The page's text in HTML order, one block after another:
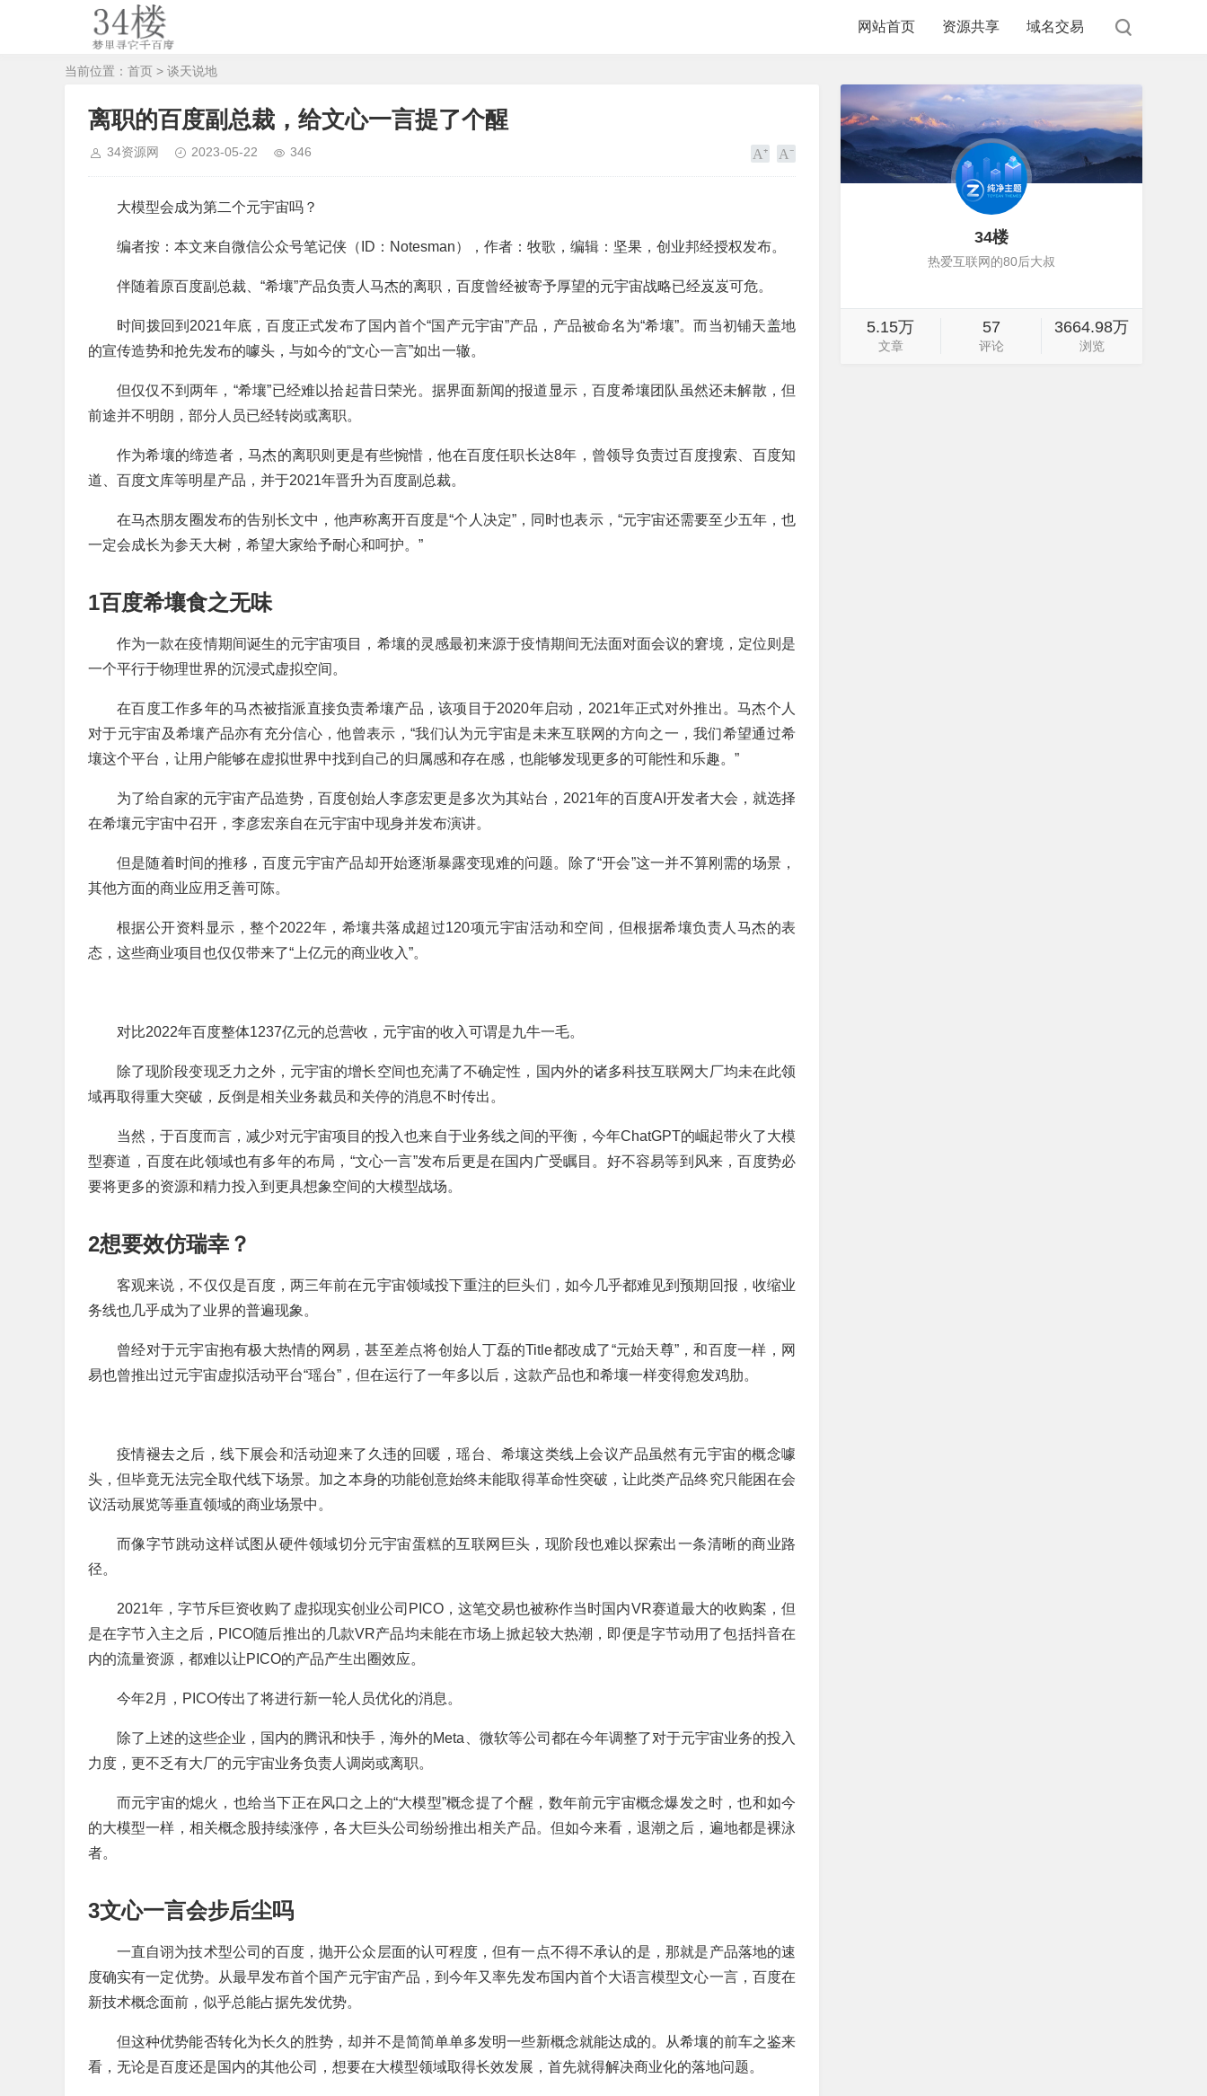
网站首页 资源共享 域名交易
当前位置： 首页 > 谈天说地
离职的百度副总裁，给文心一言提了个醒
34资源网 2023-05-22 346
大模型会成为第二个元宇宙吗？
编者按：本文来自微信公众号笔记侠（ID：Notesman），作者：牧歌，编辑：坚果，创业邦经授权发布。
伴随着原百度副总裁、“希壤”产品负责人马杰的离职，百度曾经被寄予厚望的元宇宙战略已经岌岌可危。
时间拨回到2021年底，百度正式发布了国内首个“国产元宇宙”产品，产品被命名为“希壤”。而当初铺天盖地
的宣传造势和抢先发布的噱头，与如今的“文心一言”如出一辙。
但仅仅不到两年，“希壤”已经难以拾起昔日荣光。据界面新闻的报道显示，百度希壤团队虽然还未解散，但
前途并不明朗，部分人员已经转岗或离职。
作为希壤的缔造者，马杰的离职则更是有些惋惜，他在百度任职长达8年，曾领导负责过百度搜索、百度知
道、百度文库等明星产品，并于2021年晋升为百度副总裁。
在马杰朋友圈发布的告别长文中，他声称离开百度是“个人决定”，同时也表示，“元宇宙还需要至少五年，也
一定会成长为参天大树，希望大家给予耐心和呵护。”
1百度希壤食之无味
作为一款在疫情期间诞生的元宇宙项目，希壤的灵感最初来源于疫情期间无法面对面会议的窘境，定位则是
一个平行于物理世界的沉浸式虚拟空间。
在百度工作多年的马杰被指派直接负责希壤产品，该项目于2020年启动，2021年正式对外推出。马杰个人
对于元宇宙及希壤产品亦有充分信心，他曾表示，“我们认为元宇宙是未来互联网的方向之一，我们希望通过希
壤这个平台，让用户能够在虚拟世界中找到自己的归属感和存在感，也能够发现更多的可能性和乐趣。”
为了给自家的元宇宙产品造势，百度创始人李彦宏更是多次为其站台，2021年的百度AI开发者大会，就选择
在希壤元宇宙中召开，李彦宏亲自在元宇宙中现身并发布演讲。
但是随着时间的推移，百度元宇宙产品却开始逐渐暴露变现难的问题。除了“开会”这一并不算刚需的场景，
其他方面的商业应用乏善可陈。
根据公开资料显示，整个2022年，希壤共落成超过120项元宇宙活动和空间，但根据希壤负责人马杰的表
态，这些商业项目也仅仅带来了“上亿元的商业收入”。
对比2022年百度整体1237亿元的总营收，元宇宙的收入可谓是九牛一毛。
除了现阶段变现乏力之外，元宇宙的增长空间也充满了不确定性，国内外的诸多科技互联网大厂均未在此领
域再取得重大突破，反倒是相关业务裁员和关停的消息不时传出。
当然，于百度而言，减少对元宇宙项目的投入也来自于业务线之间的平衡，今年ChatGPT的崛起带火了大模
型赛道，百度在此领域也有多年的布局，“文心一言”发布后更是在国内广受瞩目。好不容易等到风来，百度势必
要将更多的资源和精力投入到更具想象空间的大模型战场。
2想要效仿瑞幸？
客观来说，不仅仅是百度，两三年前在元宇宙领域投下重注的巨头们，如今几乎都难见到预期回报，收缩业
务线也几乎成为了业界的普遍现象。
曾经对于元宇宙抱有极大热情的网易，甚至差点将创始人丁磊的Title都改成了“元始天尊”，和百度一样，网
易也曾推出过元宇宙虚拟活动平台“瑶台”，但在运行了一年多以后，这款产品也和希壤一样变得愈发鸡肋。
疫情褪去之后，线下展会和活动迎来了久违的回暖，瑶台、希壤这类线上会议产品虽然有元宇宙的概念噱
头，但毕竟无法完全取代线下场景。加之本身的功能创意始终未能取得革命性突破，让此类产品终究只能困在会
议活动展览等垂直领域的商业场景中。
而像字节跳动这样试图从硬件领域切分元宇宙蛋糕的互联网巨头，现阶段也难以探索出一条清晰的商业路
径。
2021年，字节斥巨资收购了虚拟现实创业公司PICO，这笔交易也被称作当时国内VR赛道最大的收购案，但
是在字节入主之后，PICO随后推出的几款VR产品均未能在市场上掀起较大热潮，即便是字节动用了包括抖音在
内的流量资源，都难以让PICO的产品产生出圈效应。
今年2月，PICO传出了将进行新一轮人员优化的消息。
除了上述的这些企业，国内的腾讯和快手，海外的Meta、微软等公司都在今年调整了对于元宇宙业务的投入
力度，更不乏有大厂的元宇宙业务负责人调岗或离职。
而元宇宙的熄火，也给当下正在风口之上的“大模型”概念提了个醒，数年前元宇宙概念爆发之时，也和如今
的大模型一样，相关概念股持续涨停，各大巨头公司纷纷推出相关产品。但如今来看，退潮之后，遍地都是裸泳
者。
3文心一言会步后尘吗
一直自诩为技术型公司的百度，抛开公众层面的认可程度，但有一点不得不承认的是，那就是产品落地的速
度确实有一定优势。从最早发布首个国产元宇宙产品，到今年又率先发布国内首个大语言模型文心一言，百度在
新技术概念面前，似乎总能占据先发优势。
但这种优势能否转化为长久的胜势，却并不是简简单单多发明一些新概念就能达成的。从希壤的前车之鉴来
看，无论是百度还是国内的其他公司，想要在大模型领域取得长效发展，首先就得解决商业化的落地问题。
34楼
热爱互联网的80后大叔
5.15万
文章
57
评论
3664.98万
浏览